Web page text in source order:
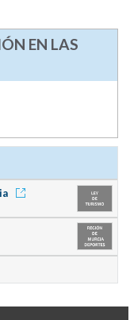
EN LAS